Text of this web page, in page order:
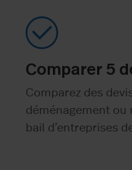
Comparer 5
Comparez des
déménagement ou
bail d’entreprises